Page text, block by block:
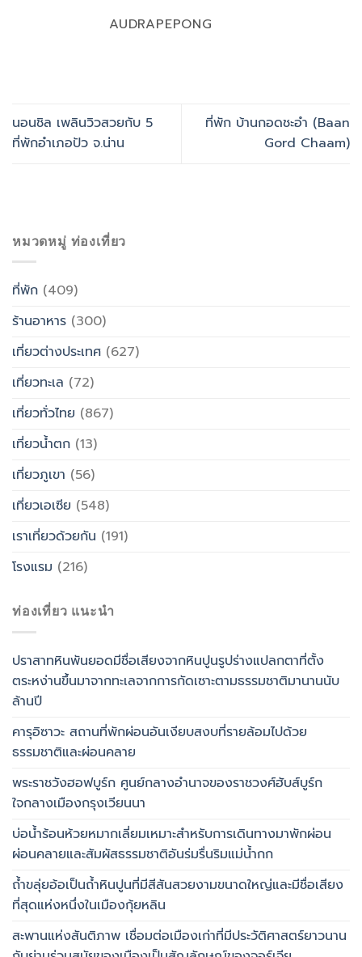
AUDRAPEPONG
นอนชิล เพลินวิวสวยกับ 5
ที่พักอำเภอปัว จ.น่าน
ที่พัก บ้านกอดชะอำ (Baan
Gord Chaam)
หมวดหมู่ ท่องเที่ยว
ที่พัก (409)
ร้านอาหาร (300)
เที่ยวต่างประเทศ (627)
เที่ยวทะเล (72)
เที่ยวทั่วไทย (867)
เที่ยวน้ำตก (13)
เที่ยวภูเขา (56)
เที่ยวเอเซีย (548)
เราเที่ยวด้วยกัน (191)
โรงแรม (216)
ท่องเที่ยว แนะนำ
ปราสาทหินพันยอดมีชื่อเสียงจากหินปูนรูปร่างแปลกตาที่ตั้ง
ตระหง่านขึ้นมาจากทะเลจากการกัดเซาะตามธรรมชาติมานานนับ
ล้านปี
คารุอิซาวะ สถานที่พักผ่อนอันเงียบสงบที่รายล้อมไปด้วย
ธรรมชาติและผ่อนคลาย
พระราชวังฮอฟบูร์ก ศูนย์กลางอำนาจของราชวงศ์ฮับส์บูร์ก
ใจกลางเมืองกรุงเวียนนา
บ่อน้ำร้อนห้วยหมากเลี่ยมเหมาะสำหรับการเดินทางมาพักผ่อน
ผ่อนคลายและสัมผัสธรรมชาติอันร่มรื่นริมแม่น้ำกก
ถ้ำขลุ่ยอ้อเป็นถ้ำหินปูนที่มีสีสันสวยงามขนาดใหญ่และมีชื่อเสียง
ที่สุดแห่งหนึ่งในเมืองกุ้ยหลิน
สะพานแห่งสันติภาพ เชื่อมต่อเมืองเก่าที่มีประวัติศาสตร์ยาวนาน